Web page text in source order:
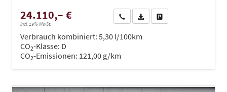
24.110,– €
incl. 19% MwSt.
Wir rufen Sie anPDF-Datei, Fahrzeugexposé
Verbrauch kombiniert: 5,30 l/100km
CO2-Klasse: D
CO2-Emissionen: 121,00 g/km